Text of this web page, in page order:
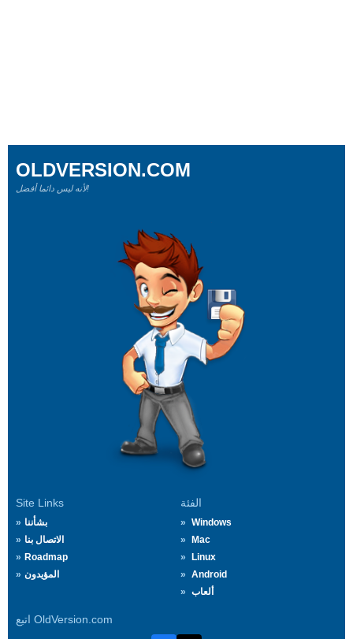
Site Links
بشأننا
الاتصال بنا
Roadmap
المؤيدون
الفئة
Windows
Mac
Linux
Android
ألعاب
اتبع OldVersion.com
OLDVERSION.COM
لأنه ليس دائما أفضل!